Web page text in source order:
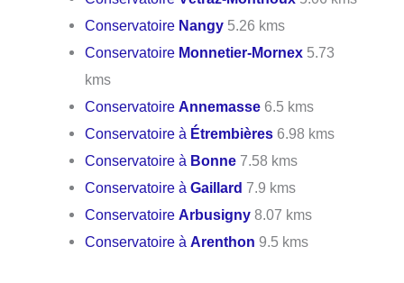
Conservatoire Nangy 5.26 kms
Conservatoire Monnetier-Mornex 5.73
kms
ConservatoireAnnemasse 6.5 kms
Conservatoire à Étrembières 6.98 kms
Conservatoire à Bonne 7.58 kms
Conservatoire àGaillard 7.9 kms
ConservatoireArbusigny 8.07 kms
Conservatoire àArenthon 9.5 kms